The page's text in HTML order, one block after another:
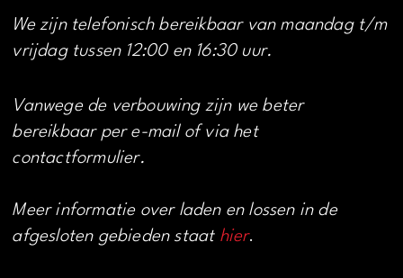
We zijn telefonisch bereikbaar van maandag t/m
vrijdag tussen 12:00 en 16:30 uur.
Vanwege de verbouwing zijn we beter
bereikbaar per e-mail of via het
contactformulier.
Meer informatie over laden en lossen in de
afgesloten gebieden staat hier.